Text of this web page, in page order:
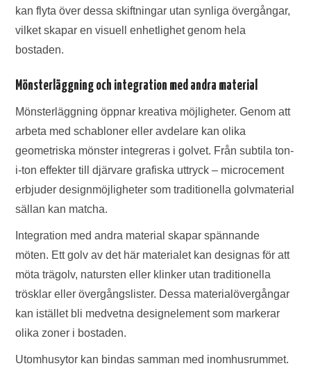
kan flyta över dessa skiftningar utan synliga övergångar,
vilket skapar en visuell enhetlighet genom hela
bostaden.
Mönsterläggning och integration med andra material
Mönsterläggning öppnar kreativa möjligheter. Genom att
arbeta med schabloner eller avdelare kan olika
geometriska mönster integreras i golvet. Från subtila ton-
i-ton effekter till djärvare grafiska uttryck – microcement
erbjuder designmöjligheter som traditionella golvmaterial
sällan kan matcha.
Integration med andra material skapar spännande
möten. Ett golv av det här materialet kan designas för att
möta trägolv, natursten eller klinker utan traditionella
trösklar eller övergångslister. Dessa materialövergångar
kan istället bli medvetna designelement som markerar
olika zoner i bostaden.
Utomhusytor kan bindas samman med inomhusrummet.